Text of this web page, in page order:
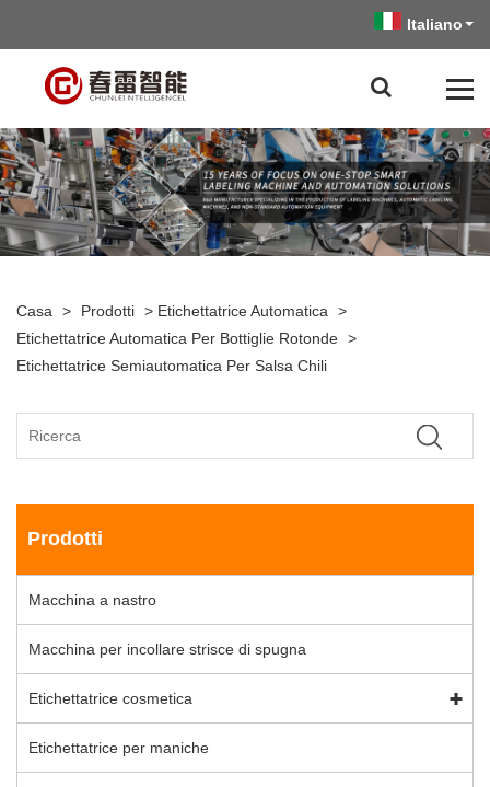
Italiano
Casa > Prodotti > Etichettatrice Automatica
>
Etichettatrice Automatica Per Bottiglie Rotonde >
Etichettatrice Semiautomatica Per Salsa Chili
Prodotti
Macchina a nastro
Macchina per incollare strisce di spugna
Etichettatrice cosmetica
Etichettatrice per maniche